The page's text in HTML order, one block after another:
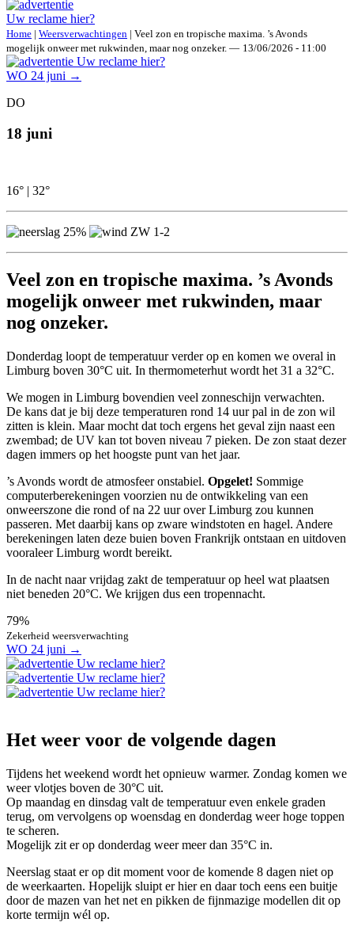
Uw reclame hier?
Home | Weersverwachtingen | Veel zon en tropische maxima. ’s Avonds
mogelijk onweer met rukwinden, maar nog onzeker. — 13/06/2026 - 11:00
Uw reclame hier?
WO 24 juni →
DO
18 juni
16° 32°
25% ZW 1-2
Veel zon en tropische maxima. ’s Avonds
mogelijk onweer met rukwinden, maar
nog onzeker.
Donderdag loopt de temperatuur verder op en komen we overal in
Limburg boven 30°C uit. In thermometerhut wordt het 31 a 32°C.
We mogen in Limburg bovendien veel zonneschijn verwachten.
De kans dat je bij deze temperaturen rond 14 uur pal in de zon wil
zitten is klein. Maar mocht dat toch ergens het geval zijn naast een
zwembad; de UV kan tot boven niveau 7 pieken. De zon staat dezer
dagen immers op het hoogste punt van het jaar.
’s Avonds wordt de atmosfeer onstabiel. Opgelet! Sommige
computerberekeningen voorzien nu de ontwikkeling van een
onweerszone die rond of na 22 uur over Limburg zou kunnen
passeren. Met daarbij kans op zware windstoten en hagel. Andere
berekeningen laten deze buien boven Frankrijk ontstaan en uitdoven
vooraleer Limburg wordt bereikt.
In de nacht naar vrijdag zakt de temperatuur op heel wat plaatsen
niet beneden 20°C. We krijgen dus een tropennacht.
79%
Zekerheid weersverwachting
WO 24 juni →
Uw reclame hier?
Uw reclame hier?
Uw reclame hier?
Het weer voor de volgende dagen
Tijdens het weekend wordt het opnieuw warmer. Zondag komen we
weer vlotjes boven de 30°C uit.
Op maandag en dinsdag valt de temperatuur even enkele graden
terug, om vervolgens op woensdag en donderdag weer hoge toppen
te scheren.
Mogelijk zit er op donderdag weer meer dan 35°C in.
Neerslag staat er op dit moment voor de komende 8 dagen niet op
de weerkaarten. Hopelijk sluipt er hier en daar toch eens een buitje
door de mazen van het net en pikken de fijnmazige modellen dit op
korte termijn wél op.